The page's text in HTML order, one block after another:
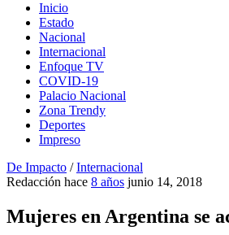
Inicio
Estado
Nacional
Internacional
Enfoque TV
COVID-19
Palacio Nacional
Zona Trendy
Deportes
Impreso
De Impacto /Internacional
Redacción hace 8 años junio 14, 2018
Mujeres en Argentina se